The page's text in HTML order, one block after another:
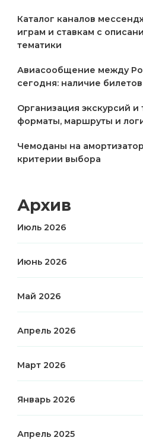
Каталог каналов
играм и ставкам с
тематики
Авиасообщение между
сегодня: наличие
Организация экскурсий и
форматы, маршруты и
Чемоданы на
критерии выбора
Архив
Июль 2026
Июнь 2026
Май 2026
Апрель 2026
Март 2026
Январь 2026
Апрель 2025